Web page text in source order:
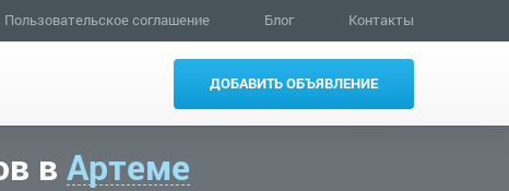
Пользовательское соглашение Блог Контакты
ДОБАВИТЬ ОБЪЯВЛЕНИЕ
в Артеме